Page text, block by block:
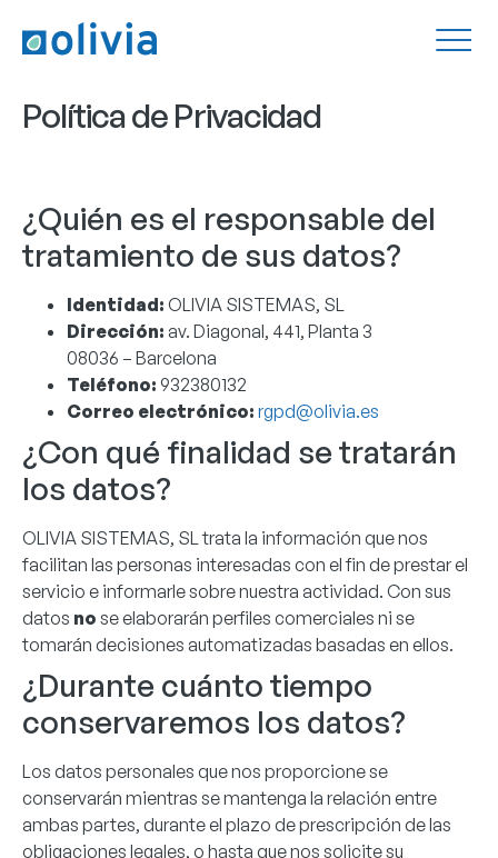
Política de Privacidad
¿Quién es el responsable del
tratamiento de sus datos?
Identidad: OLIVIA SISTEMAS, SL
Dirección: av. Diagonal, 441, Planta 3
08036 – Barcelona
Teléfono: 932380132
Correo electrónico: rgpd@olivia.es
¿Con qué finalidad se tratarán
los datos?
OLIVIA SISTEMAS, SL trata la información que nos
facilitan las personas interesadas con el fin de prestar el
servicio e informarle sobre nuestra actividad. Con sus
datos no se elaborarán perfiles comerciales ni se
tomarán decisiones automatizadas basadas en ellos.
¿Durante cuánto tiempo
conservaremos los datos?
Los datos personales que nos proporcione se
conservarán mientras se mantenga la relación entre
ambas partes, durante el plazo de prescripción de las
obligaciones legales, o hasta que nos solicite su